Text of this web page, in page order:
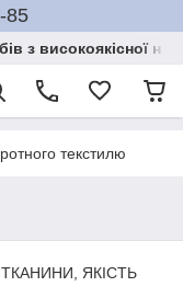
85
з високоякісної
текстилю
ЯКІСТЬ